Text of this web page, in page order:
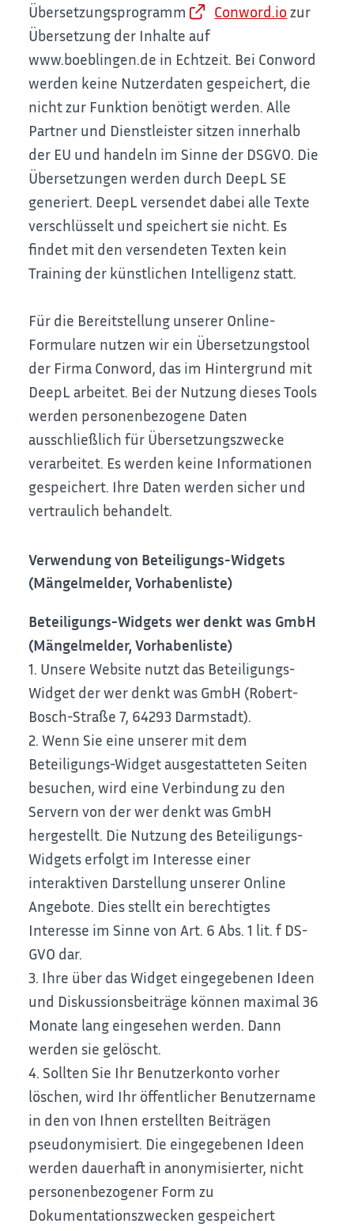
Übersetzungsprogramm
Conword.iozur
Übersetzung der Inhalte auf
www.boeblingen.de in Echtzeit. Bei Conword
werden keine Nutzerdaten gespeichert, die
nicht zur Funktion benötigt werden. Alle
Partner und Dienstleister sitzen innerhalb
der EU und handeln im Sinne der DSGVO. Die
Übersetzungen werden durch DeepL SE
generiert. DeepL versendet dabei alle Texte
verschlüsselt und speichert sie nicht. Es
findet mit den versendeten Texten kein
Training der künstlichen Intelligenz statt.
Für die Bereitstellung unserer Online-
Formulare nutzen wir ein Übersetzungstool
der Firma Conword, das im Hintergrund mit
DeepL arbeitet. Bei der Nutzung dieses Tools
werden personenbezogene Daten
ausschließlich für Übersetzungszwecke
verarbeitet. Es werden keine Informationen
gespeichert. Ihre Daten werden sicher und
vertraulich behandelt.
Verwendung von Beteiligungs-Widgets
(Mängelmelder, Vorhabenliste)
Beteiligungs-Widgets wer denkt was GmbH
(Mängelmelder, Vorhabenliste)
1. Unsere Website nutzt das Beteiligungs-
Widget der wer denkt was GmbH (Robert-
Bosch-Straße 7, 64293 Darmstadt).
2. Wenn Sie eine unserer mit dem
Beteiligungs-Widget ausgestatteten Seiten
besuchen, wird eine Verbindung zu den
Servern von der wer denkt was GmbH
hergestellt. Die Nutzung des Beteiligungs-
Widgets erfolgt im Interesse einer
interaktiven Darstellung unserer Online
Angebote. Dies stellt ein berechtigtes
Interesse im Sinne von Art. 6 Abs. 1 lit. f DS-
GVO dar.
3. Ihre über das Widget eingegebenen Ideen
und Diskussionsbeiträge können maximal 36
Monate lang eingesehen werden. Dann
werden sie gelöscht.
4. Sollten Sie Ihr Benutzerkonto vorher
löschen, wird Ihr öffentlicher Benutzername
in den von Ihnen erstellten Beiträgen
pseudonymisiert. Die eingegebenen Ideen
werden dauerhaft in anonymisierter, nicht
personenbezogener Form zu
Dokumentationszwecken gespeichert